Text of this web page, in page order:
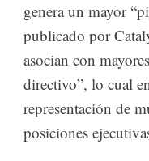
genera un mayor
publicado por
asocian con
directivo”, lo cual
representación de
posiciones